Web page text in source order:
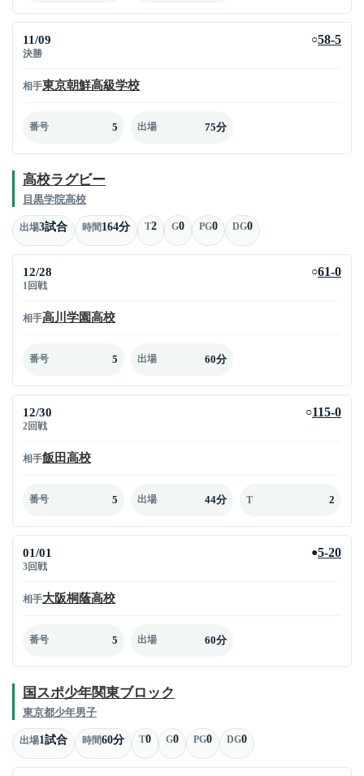
11/09
決勝
○58-5
相手東京朝鮮高級学校
番号 5 出場 75分
高校ラグビー
目黒学院高校
出場3試合 時間164分 T2 G0 PG0 DG0
12/28
1回戦
○61-0
相手高川学園高校
番号 5 出場 60分
12/30
2回戦
○115-0
相手飯田高校
番号 5 出場 44分 T 2
01/01
3回戦
●5-20
相手大阪桐蔭高校
番号 5 出場 60分
国スポ少年関東ブロック
東京都少年男子
出場1試合 時間60分 T0 G0 PG0 DG0